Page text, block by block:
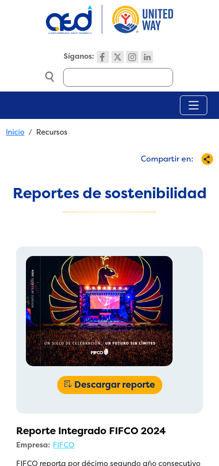
Síganos:
Search
Breadcrumb
Inicio Recursos
Compartir en:
Reportes de sostenibilidad
Descargar reporte
Reporte Integrado FIFCO 2024
Empresa: FIFCO
FIFCO reporta por décimo segundo año consecutivo